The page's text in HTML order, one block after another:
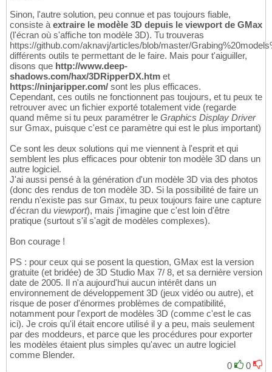
Sinon, l'autre solution, peu connue et pas toujours fiable,
consiste à extraire le modèle 3D depuis le viewport de GMax
(l'écran où s'affiche ton modèle 3D). Tu trouveras
https://github.com/aknavj/articles/blob/master/
différents outils te permettant de le faire. Mais pour t'aiguiller,
disons que http://www.deep-
shadows.com/hax/3DRipperDX.htm et
https://ninjaripper.com/ sont les plus efficaces.
Cependant, ces outils ne fonctionnent pas toujours, et tu peux te
retrouver avec un fichier exporté totalement vide (regarde
quand même si tu peux paramétrer le Graphics Display Driver
sur Gmax, puisque c'est ce paramètre qui est le plus important)
Ce sont les deux solutions qui me viennent à l'esprit et qui
semblent les plus efficaces pour obtenir ton modèle 3D dans un
autre logiciel.
J'ai aussi pensé à la génération d'un modèle 3D via des photos
(donc des rendus de ton modèle 3D. Si la possibilité de faire un
rendu n'existe pas sur Gmax, tu peux toujours faire une capture
d'écran du viewport), mais j'imagine que c'est loin d'être
pratique (surtout s'il s'agit de modèles complexes).
Bon courage !
PS : pour ceux qui se posent la question, GMax est la version
gratuite (et bridée) de 3D Studio Max 7/ 8, et sa dernière version
date de 2005. Il n'a aujourd'hui aucun intérêt dans un
environnement de développement 3D (jeux vidéo ou autre), et
risque de poser d'énormes problèmes de compatibilité,
notamment pour l'export de modèles 3D (comme c'est le cas
ici). Je crois qu'il était encore utilisé il y a peu, mais seulement
par des moddeurs, et parce que les procédures pour exporter
les modèles étaient plus simples qu'avec un autre logiciel
comme Blender.
0
0